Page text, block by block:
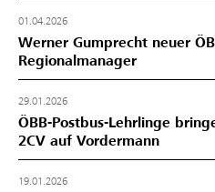
01.04.2026
Werner Gumprecht neuer
Regionalmanager
29.01.2026
ÖBB-Postbus-Lehrlinge
2CV auf Vordermann
19.01.2026